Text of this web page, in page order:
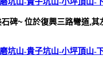
石碑~ 位於復興三路彎道,其